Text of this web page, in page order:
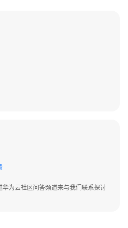
为云社区问答频道来与我们联系探讨